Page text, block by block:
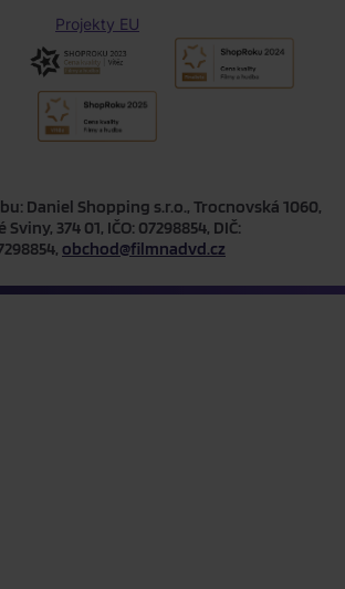
Projekty EU
Daniel Shopping s.r.o., Trocnovská 1060,
Sviny, 374 01, IČO: 07298854, DIČ:
obchod@filmnadvd.cz